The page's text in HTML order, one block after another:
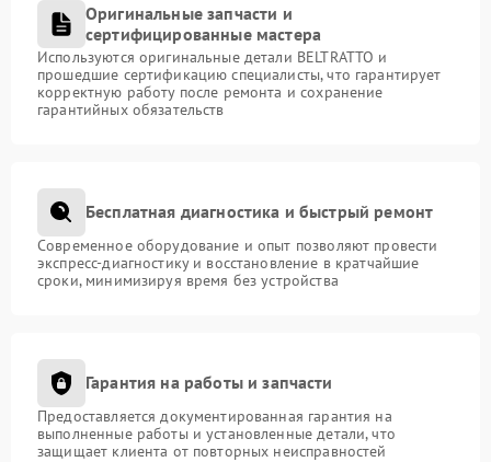
Оригинальные запчасти и
сертифицированные мастера
Используются оригинальные детали BELTRATTO и
прошедшие сертификацию специалисты, что гарантирует
корректную работу после ремонта и сохранение
гарантийных обязательств
Бесплатная диагностика и быстрый ремонт
Современное оборудование и опыт позволяют провести
экспресс-диагностику и восстановление в кратчайшие
сроки, минимизируя время без устройства
Гарантия на работы и запчасти
Предоставляется документированная гарантия на
выполненные работы и установленные детали, что
защищает клиента от повторных неисправностей